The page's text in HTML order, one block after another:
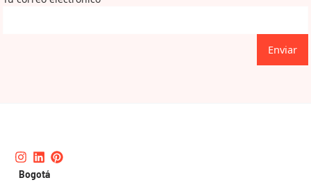
Enviar
Instagram
Linkedin
Pinterest
Bogotá